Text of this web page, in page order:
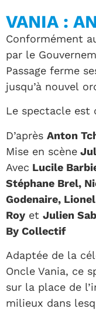
VANIA :
Conformément
par le
Passage ferme
jusqu’à nouvel
Le spectacle est
D’après Anton
Mise en scène
Avec Lucile
Stéphane Brel,
Godenaire,
Roy et Julien
By Collectif
Adaptée de la
Oncle Vania, ce
sur la place de
milieux dans